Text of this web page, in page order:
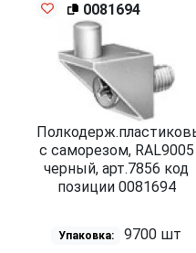
0081694
с саморезом, RAL9005
черный, арт.7856 код
позиции 0081694
Упаковка: 9700 шт